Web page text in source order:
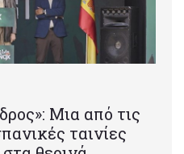
Mια από τις
ταινίες